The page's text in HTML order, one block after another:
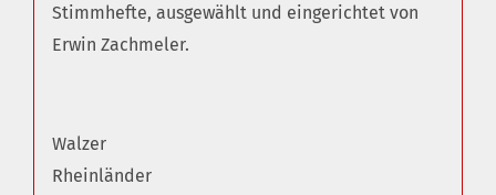
Stimmhefte, ausgewählt und eingerichtet von
Erwin Zachmeler.
Walzer
Rheinländer